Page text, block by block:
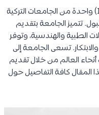
تُعتبر جامعة استينيا (Istinye University) واحدة من الجامعات التركية
عام 2015 في إسطنبول. تتميز الجامعة بتقديم
الطبية والهندسية، وتوفر
تسعى الجامعة إلى
العالم من خلال تقديم
كافة التفاصيل حول